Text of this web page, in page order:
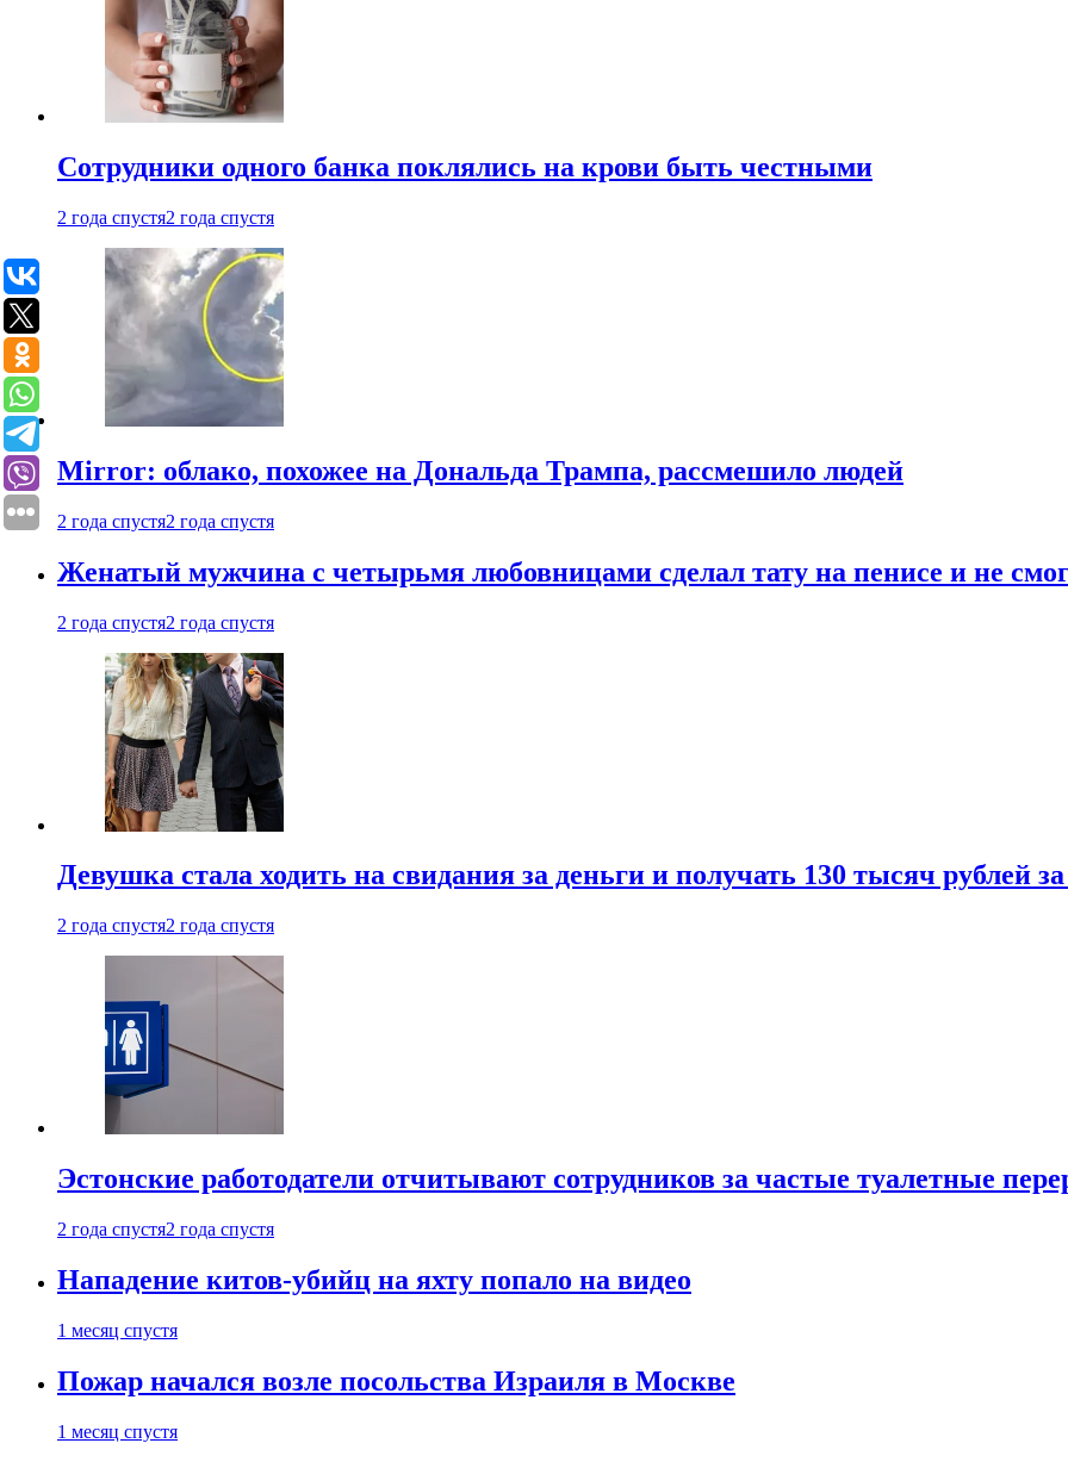
Сотрудники одного банка поклялись на крови быть честными
2 года спустя2 года спустя
Mirror: облако, похожее на Дональда Трампа, рассмешило людей
2 года спустя2 года спустя
Женатый мужчина с четырьмя любовницами сделал тату на пенисе и не
2 года спустя2 года спустя
Девушка стала ходить на свидания за деньги и получать 130 тысяч рублей
2 года спустя2 года спустя
Эстонские работодатели отчитывают сотрудников за частые туалетные
2 года спустя2 года спустя
Нападение китов-убийц на яхту попало на видео
1 месяц спустя
Пожар начался возле посольства Израиля в Москве
1 месяц спустя